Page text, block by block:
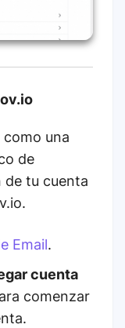
como una
de
de tu cuenta
Email.
cuenta
comenzar